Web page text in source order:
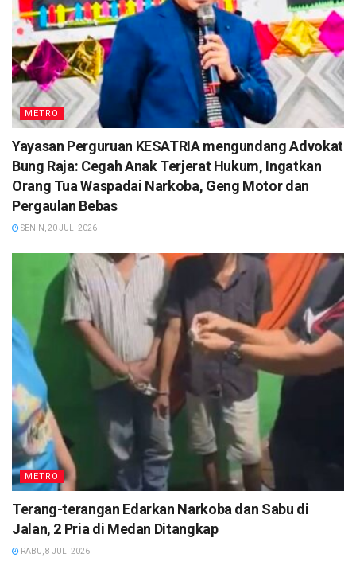
METRO
Yayasan Perguruan KESATRIA mengundang Advokat
Bung Raja: Cegah Anak Terjerat Hukum, Ingatkan
Orang Tua Waspadai Narkoba, Geng Motor dan
Pergaulan Bebas
SENIN, 20 JULI 2026
METRO
Terang-terangan Edarkan Narkoba dan Sabu di
Jalan, 2 Pria di Medan Ditangkap
RABU, 8 JULI 2026